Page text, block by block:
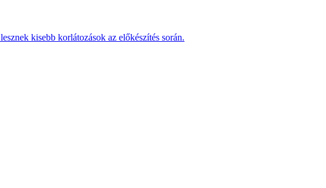
kisebb korlátozások az előkészítés során.